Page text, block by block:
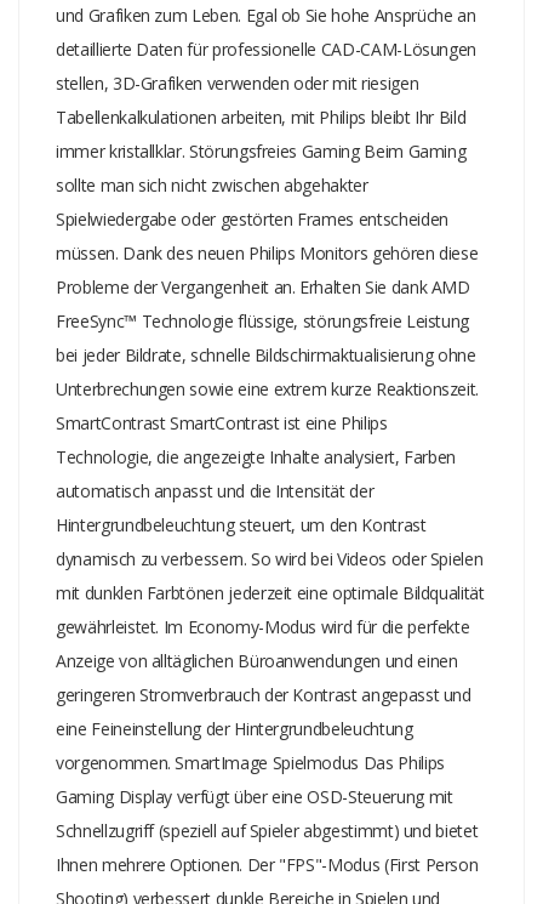
Bildanpassungen vor. Der "RTS"-Modus (Real Time Strategy)
verfügt über einen speziellen SmartFrame-Modus, der das
Hervorheben des bestimmten Bereichs ermöglicht und Größen-
und Bildänderungen erlaubt. "Gamer 1" und "Gamer 2" ermöglicht
das Speichern individueller Einstellungen für unterschiedliche Spiele,
um die beste Leistung sicherzustellen.
und Grafiken zum Leben. Egal ob Sie hohe Ansprüche an
detaillierte Daten für professionelle CAD-CAM-Lösungen
stellen, 3D-Grafiken verwenden oder mit riesigen
Tabellenkalkulationen arbeiten, mit Philips bleibt Ihr Bild
immer kristallklar. Störungsfreies Gaming Beim Gaming
sollte man sich nicht zwischen abgehakter
Spielwiedergabe oder gestörten Frames entscheiden
müssen. Dank des neuen Philips Monitors gehören diese
Probleme der Vergangenheit an. Erhalten Sie dank AMD
FreeSync™ Technologie flüssige, störungsfreie Leistung
bei jeder Bildrate, schnelle Bildschirmaktualisierung ohne
Unterbrechungen sowie eine extrem kurze Reaktionszeit.
SmartContrast SmartContrast ist eine Philips
Technologie, die angezeigte Inhalte analysiert, Farben
automatisch anpasst und die Intensität der
Hintergrundbeleuchtung steuert, um den Kontrast
dynamisch zu verbessern. So wird bei Videos oder Spielen
mit dunklen Farbtönen jederzeit eine optimale Bildqualität
gewährleistet. Im Economy-Modus wird für die perfekte
Anzeige von alltäglichen Büroanwendungen und einen
geringeren Stromverbrauch der Kontrast angepasst und
eine Feineinstellung der Hintergrundbeleuchtung
vorgenommen. SmartImage Spielmodus Das Philips
Gaming Display verfügt über eine OSD-Steuerung mit
Schnellzugriff (speziell auf Spieler abgestimmt) und bietet
Ihnen mehrere Optionen. Der "FPS"-Modus (First Person
Shooting) verbessert dunkle Bereiche in Spielen und